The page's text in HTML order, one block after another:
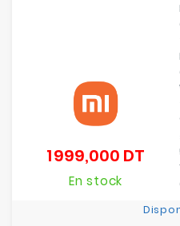
1 999,000 DT
En stock